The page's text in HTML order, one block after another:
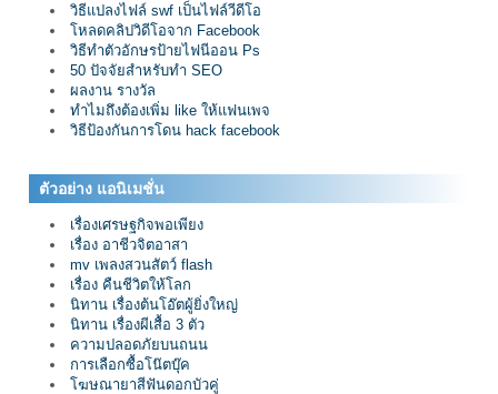
วิธีแปลงไฟล์ swf เป็นไฟล์วีดีโอ
โหลดคลิปวิดีโอจาก Facebook
วิธีทำตัวอักษรป้ายไฟนีออน Ps
50 ปัจจัยสำหรับทำ SEO
ผลงาน รางวัล
ทำไมถึงต้องเพิ่ม like ให้แฟนเพจ
วิธีป้องกันการโดน hack facebook
ตัวอย่าง แอนิเมชั่น
เรื่องเศรษฐกิจพอเพียง
เรื่อง อาชีวจิตอาสา
mv เพลงสวนสัตว์ flash
เรื่อง คืนชีวิตให้โลก
นิทาน เรื่องต้นโอ๊ตผู้ยิ่งใหญ่
นิทาน เรื่องผีเสื้อ 3 ตัว
ความปลอดภัยบนถนน
การเลือกซื้อโน๊ตบุ๊ค
โฆษณายาสีฟันดอกบัวคู่